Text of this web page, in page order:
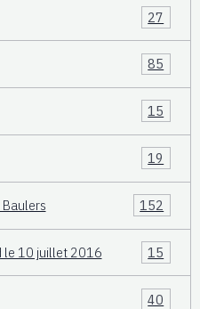
27
85
15
19
152
le 10 juillet 2016 15
40